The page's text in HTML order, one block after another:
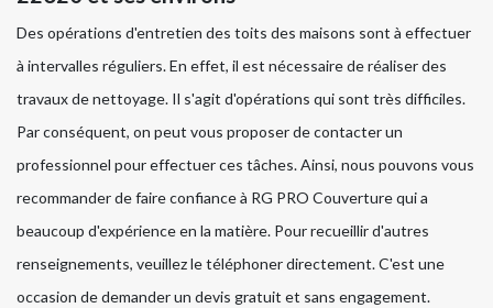
Des opérations d'entretien des toits des maisons sont à effectuer
à intervalles réguliers. En effet, il est nécessaire de réaliser des
travaux de nettoyage. Il s'agit d'opérations qui sont très difficiles.
Par conséquent, on peut vous proposer de contacter un
professionnel pour effectuer ces tâches. Ainsi, nous pouvons vous
recommander de faire confiance à RG PRO Couverture qui a
beaucoup d'expérience en la matière. Pour recueillir d'autres
renseignements, veuillez le téléphoner directement. C'est une
occasion de demander un devis gratuit et sans engagement.